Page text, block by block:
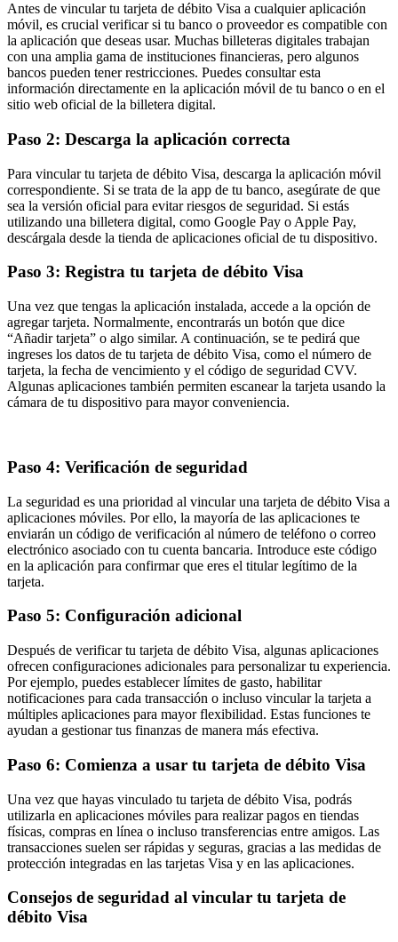
Antes de vincular tu tarjeta de débito Visa a cualquier aplicación
móvil, es crucial verificar si tu banco o proveedor es compatible con
la aplicación que deseas usar. Muchas billeteras digitales trabajan
con una amplia gama de instituciones financieras, pero algunos
bancos pueden tener restricciones. Puedes consultar esta
información directamente en la aplicación móvil de tu banco o en el
sitio web oficial de la billetera digital.
Paso 2: Descarga la aplicación correcta
Para vincular tu tarjeta de débito Visa, descarga la aplicación móvil
correspondiente. Si se trata de la app de tu banco, asegúrate de que
sea la versión oficial para evitar riesgos de seguridad. Si estás
utilizando una billetera digital, como Google Pay o Apple Pay,
descárgala desde la tienda de aplicaciones oficial de tu dispositivo.
Paso 3: Registra tu tarjeta de débito Visa
Una vez que tengas la aplicación instalada, accede a la opción de
agregar tarjeta. Normalmente, encontrarás un botón que dice
“Añadir tarjeta” o algo similar. A continuación, se te pedirá que
ingreses los datos de tu tarjeta de débito Visa, como el número de
tarjeta, la fecha de vencimiento y el código de seguridad CVV.
Algunas aplicaciones también permiten escanear la tarjeta usando la
cámara de tu dispositivo para mayor conveniencia.
Paso 4: Verificación de seguridad
La seguridad es una prioridad al vincular una tarjeta de débito Visa a
aplicaciones móviles. Por ello, la mayoría de las aplicaciones te
enviarán un código de verificación al número de teléfono o correo
electrónico asociado con tu cuenta bancaria. Introduce este código
en la aplicación para confirmar que eres el titular legítimo de la
tarjeta.
Paso 5: Configuración adicional
Después de verificar tu tarjeta de débito Visa, algunas aplicaciones
ofrecen configuraciones adicionales para personalizar tu experiencia.
Por ejemplo, puedes establecer límites de gasto, habilitar
notificaciones para cada transacción o incluso vincular la tarjeta a
múltiples aplicaciones para mayor flexibilidad. Estas funciones te
ayudan a gestionar tus finanzas de manera más efectiva.
Paso 6: Comienza a usar tu tarjeta de débito Visa
Una vez que hayas vinculado tu tarjeta de débito Visa, podrás
utilizarla en aplicaciones móviles para realizar pagos en tiendas
físicas, compras en línea o incluso transferencias entre amigos. Las
transacciones suelen ser rápidas y seguras, gracias a las medidas de
protección integradas en las tarjetas Visa y en las aplicaciones.
Consejos de seguridad al vincular tu tarjeta de
débito Visa